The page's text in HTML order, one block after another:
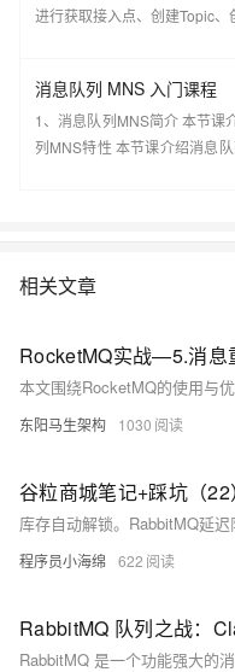
进行获取接入点、创建Topic、
消息队列 MNS 入门课程
1、消息队列MNS简介 本节课介绍消息队列的MNS的基础概念 2、消息队
列MNS特性 本节课介绍消息队列的MNS的主要特性 3、MNS的最佳实践
相关文章
东阳马生架构 1030
库存自动解锁。RabbitMQ延迟
程序员小海绵 622
RabbitMQ 队列之战：